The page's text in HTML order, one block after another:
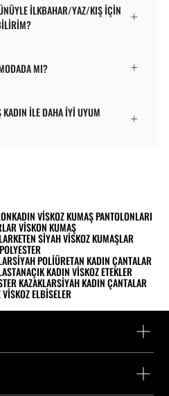
ILKBAHAR/YAZ/KIŞ IÇIN
MI?
KADIN ILE DAHA IYI UYUM
KADIN VISKOZ KUMAŞ PANTOLONLARI
VISKON KUMAŞ
KETEN SIYAH VISKOZ KUMAŞLAR
SIYAH POLIÜRETAN KADIN ÇANTALAR
AÇIK KADIN VISKOZ ETEKLER
KAZAKLARSIYAH KADIN ÇANTALAR
ELBISELER